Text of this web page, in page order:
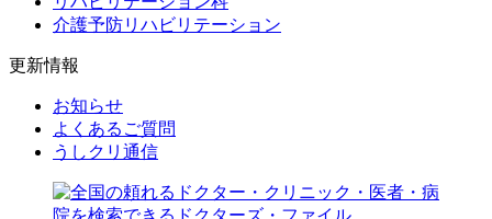
介護予防リハビリテーション
更新情報
お知らせ
よくあるご質問
うしクリ通信